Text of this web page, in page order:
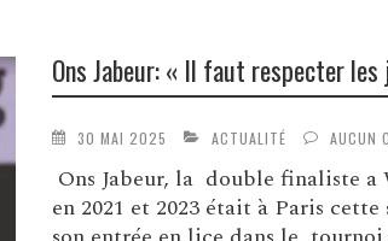
Ons Jabeur: « Il faut respecter les
30 MAI 2025 ACTUALITÉ AUCUN
Ons Jabeur, la double finaliste
en 2021 et 2023 était à Paris cette